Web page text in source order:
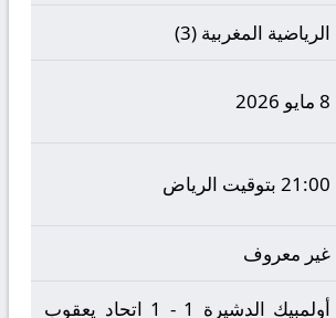
الرياضية المغربية (3)
8 مايو 2026
21:00 بتوقيت الرياض
غير معروف
أولمبيك الدشيرة 1 - 1 اتحاد يعقوب